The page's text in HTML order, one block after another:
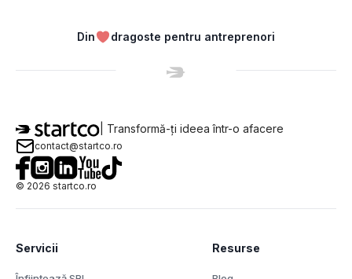
Din dragoste pentru antreprenori
| Transformă-ți ideea într-o afacere
contact@startco.ro
© 2026 startco.ro
Servicii Resurse